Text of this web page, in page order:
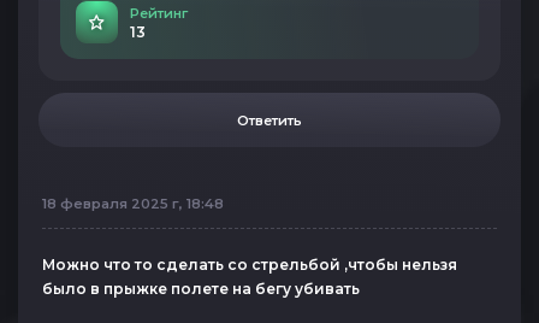
Рейтинг
13
Ответить
18 февраля 2025 г, 18:48
Можно что то сделать со стрельбой ,чтобы нельзя
было в прыжке полете на бегу убивать